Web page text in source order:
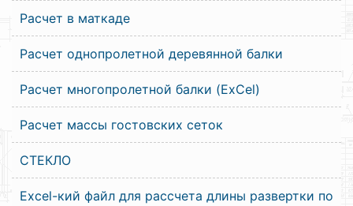
Расчет в маткаде
Расчет однопролетной деревянной балки
Расчет многопролетной балки (ExCel)
Расчет массы гостовских сеток
СТЕКЛО
Excel-кий файл для рассчета длины развертки по